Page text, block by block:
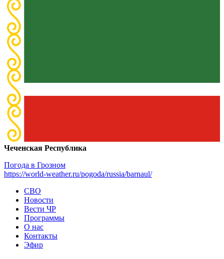
Чеченская Республика
Погода в Грозном
https://world-weather.ru/pogoda/russia/barnaul/
СВО
Новости
Вести ЧР
Программы
О нас
Контакты
Эфир